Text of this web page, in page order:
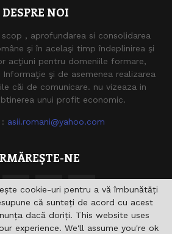
DESPRE NOI
, aprofundarea si consolidarea
şi în acelaşi timp îndeplinirea şi
acţiuni pentru domeniile formare,
şi de asemenea realizarea
căi de comunicare. nu vizeaza in
unui profit economic.
asii.romani@yahoo.com
NE
cookie-uri pentru a vă îmbunătăți
că sunteți de acord cu acest
dacă doriți. This website uses
experience. We'll assume you're ok